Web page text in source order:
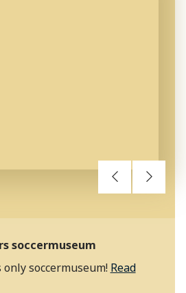
soccermuseum
only soccermuseum! Read